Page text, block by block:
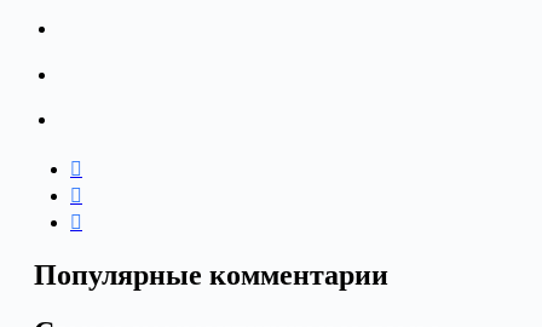
Популярные комментарии